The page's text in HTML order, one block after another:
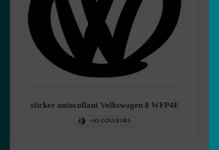
sticker autocollant Volkswagen 8 WFP4E
+63 COULEURS